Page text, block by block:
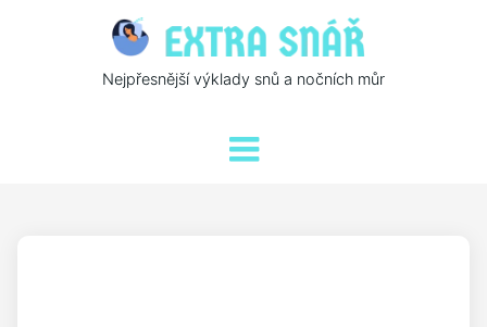
Nejpřesnější výklady snů a nočních můr